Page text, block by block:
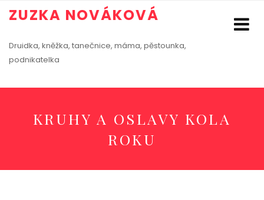
ZUZKA NOVÁKOVÁ
Druidka, kněžka, tanečnice, máma, pěstounka,
podnikatelka
KRUHY A OSLAVY KOLA
ROKU